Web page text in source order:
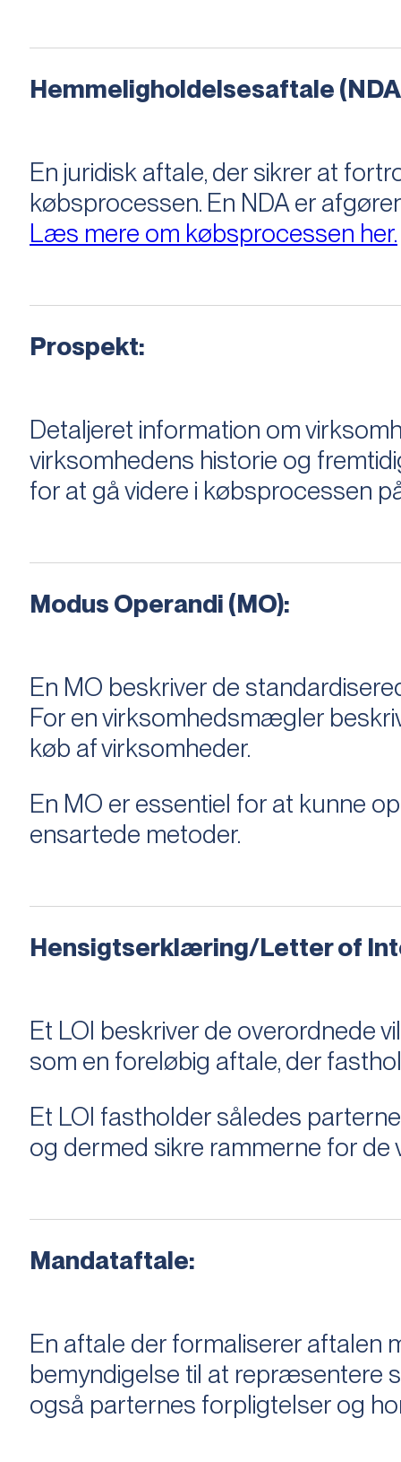
Hemmeligholdelsesaftale
En juridisk aftale, der sikrer at
købsprocessen​​. En NDA er
Læs mere om købsprocessen her.
Prospekt:
Detaljeret information om
virksomhedens historie og
for at gå videre i købsprocessen
Modus Operandi (MO):
En MO beskriver de
For en virksomhedsmægler
køb af virksomheder.
En MO er essentiel for at kunne
ensartede metoder.
Hensigtserklæring/Letter of
Et LOI beskriver de overordnede
som en foreløbig aftale, der
Et LOI fastholder således
og dermed sikre rammerne for de
Mandataftale:
En aftale der formaliserer
bemyndigelse til at repræsentere
også parternes forpligtelser og